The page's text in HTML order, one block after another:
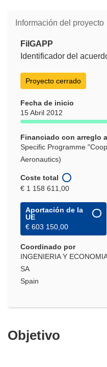
Información del proyecto
FilGAPP
Identificador del
Proyecto cerrado
Fecha de inicio
15 Abril 2012
Financiado con arreglo a
Specific Programme
Aeronautics)
Coste total
€ 1 158 611,00
Aportación de la
UE
€ 603 150,00
Coordinado por
INGENIERIA Y
SA
Spain
Objetivo